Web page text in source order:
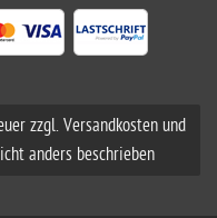
zzgl. Versandkosten und
anders beschrieben